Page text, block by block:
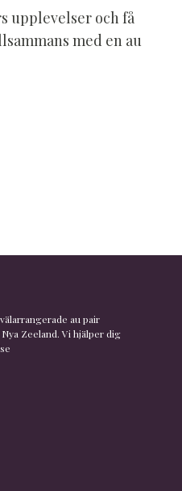
upplevelser och få
med en au
au pair
Zeeland. Vi hjälper dig